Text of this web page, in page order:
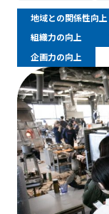
地域との関係性向上
組織力の向上
企画力の向上